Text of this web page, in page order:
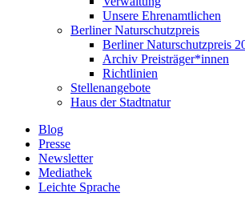
Unsere Ehrenamtlichen
Berliner Naturschutzpreis
Berliner Naturschutzpreis
Archiv Preisträger*innen
Richtlinien
Stellenangebote
Haus der Stadtnatur
Blog
Presse
Newsletter
Mediathek
Leichte Sprache